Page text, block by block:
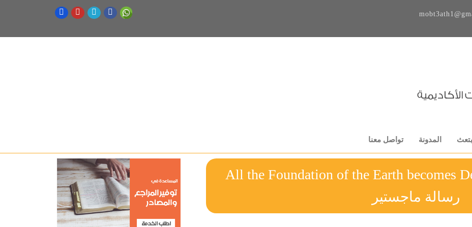
المدونة تواصل معنا
_All the Foundation of the Earth becomes
رسالة ماجستير